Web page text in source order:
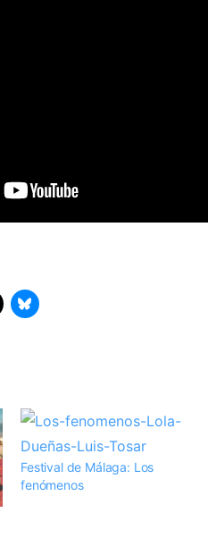
Festival de Málaga: Los
fenómenos